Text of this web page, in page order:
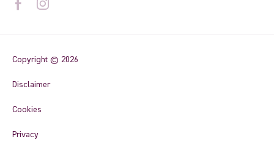
Copyright © 2026
Disclaimer
Cookies
Privacy